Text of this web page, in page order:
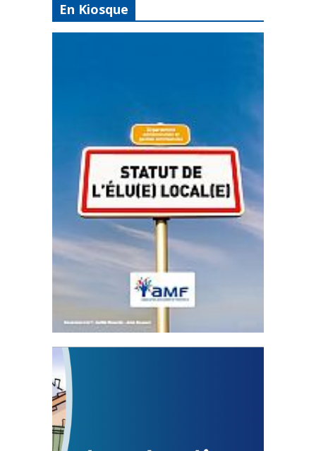
En Kiosque
Statut de l’élu local
3 avril 2024
Mise à jour avril 2024
FEUILLETER